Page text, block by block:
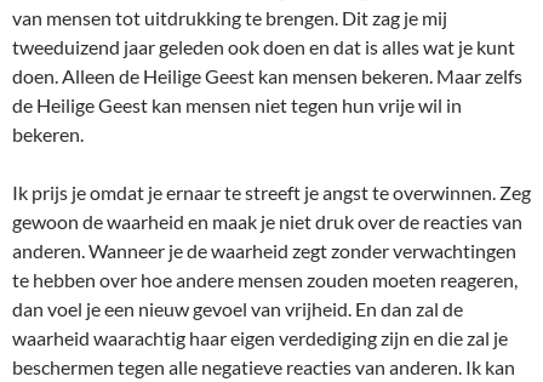
van mensen tot uitdrukking te brengen. Dit zag je mij
tweeduizend jaar geleden ook doen en dat is alles wat je kunt
doen. Alleen de Heilige Geest kan mensen bekeren. Maar zelfs
de Heilige Geest kan mensen niet tegen hun vrije wil in
bekeren.
Ik prijs je omdat je ernaar te streeft je angst te overwinnen. Zeg
gewoon de waarheid en maak je niet druk over de reacties van
anderen. Wanneer je de waarheid zegt zonder verwachtingen
te hebben over hoe andere mensen zouden moeten reageren,
dan voel je een nieuw gevoel van vrijheid. En dan zal de
waarheid waarachtig haar eigen verdediging zijn en die zal je
beschermen tegen alle negatieve reacties van anderen. Ik kan